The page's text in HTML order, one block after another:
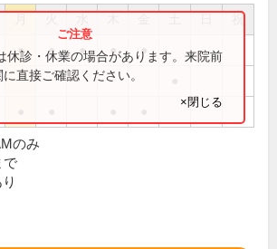
祝
● ● ● ● ●
休診・休業の場合があります。来院前
直接ご確認ください。
×閉じる
のみ
で